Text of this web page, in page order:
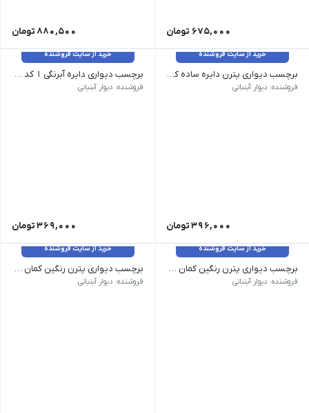
675,000 تومان 880,500 تومان
خرید از سایت فروشنده
برچسب دیواری پترن دایره ساده کد 1582 وزن 120 گرم سایز: 5 سانت رنگ رنگبندی قابل تغییر هست
فروشنده: دیوار آبنباتی
396,000تومان
خرید از سایت فروشنده
برچسب دیواری دایره آبرنگی 1 کد 1581 وزن 120 گرم سایز: 55عددی، 100 عددی رنگ رنگبندی غیر قابل تغییر هست
فروشنده: دیوار آبنباتی
369,000تومان
خرید از سایت فروشنده
برچسب دیواری پترن رنگین کمان 3 کد 1580 وزن 120 گرم سایز: ابعاد هر رنگین کمان 15 در 12 سانت رنگ رنگبندی قابل تغییر هست
فروشنده: دیوار آبنباتی
خرید از سایت فروشنده
برچسب دیواری پترن رنگین کمان 2 کد 1579 وزن 120 گرم سایز: ابعاد هر رنگین کمان 15 در 12 سانت رنگ رنگبندی قابل تغییر هست
فروشنده: دیوار آبنباتی